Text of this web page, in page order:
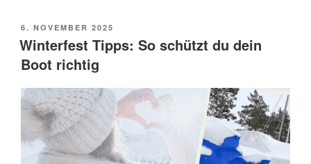
POSTED
ON
6. NOVEMBER 2025
Winterfest Tipps: So schützt du dein
Boot richtig